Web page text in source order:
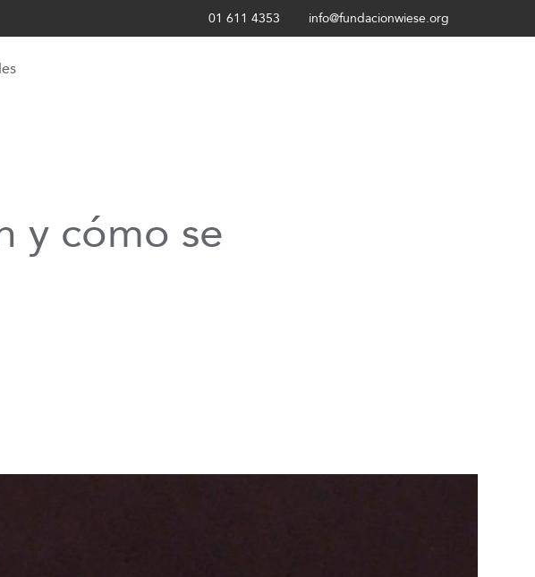
01 611 4353 info@fundacionwiese.org
y cómo se